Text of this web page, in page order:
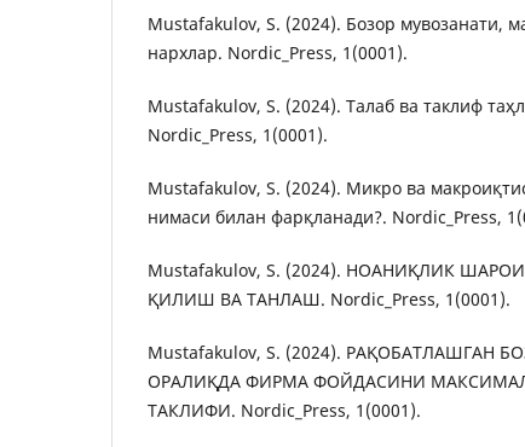
Mustafakulov, S. (2024). Бозор мувозанати,
нархлар. Nordic_Press, 1(0001).
Mustafakulov, S. (2024). Талаб ва таклиф
Nordic_Press, 1(0001).
Mustafakulov, S. (2024). Микро ва
нимаси билан фарқланади?. Nordic_Press,
Mustafakulov, S. (2024). НОАНИҚЛИК
ҚИЛИШ ВА ТАНЛАШ. Nordic_Press, 1(0001).
Mustafakulov, S. (2024). РАҚОБАТЛАШГАН
ОРАЛИҚДА ФИРМА ФОЙДАСИНИ
ТАКЛИФИ. Nordic_Press, 1(0001).